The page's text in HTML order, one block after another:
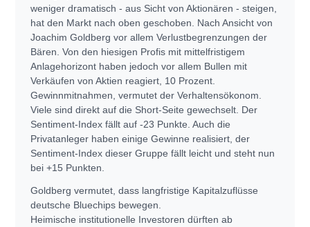
weniger dramatisch - aus Sicht von Aktionären - steigen,
hat den Markt nach oben geschoben. Nach Ansicht von
Joachim Goldberg vor allem Verlustbegrenzungen der
Bären. Von den hiesigen Profis mit mittelfristigem
Anlagehorizont haben jedoch vor allem Bullen mit
Verkäufen von Aktien reagiert, 10 Prozent.
Gewinnmitnahmen, vermutet der Verhaltensökonom.
Viele sind direkt auf die Short-Seite gewechselt. Der
Sentiment-Index fällt auf -23 Punkte. Auch die
Privatanleger haben einige Gewinne realisiert, der
Sentiment-Index dieser Gruppe fällt leicht und steht nun
bei +15 Punkten.
Goldberg vermutet, dass langfristige Kapitalzuflüsse
deutsche Bluechips bewegen.
Heimische institutionelle Investoren dürften ab